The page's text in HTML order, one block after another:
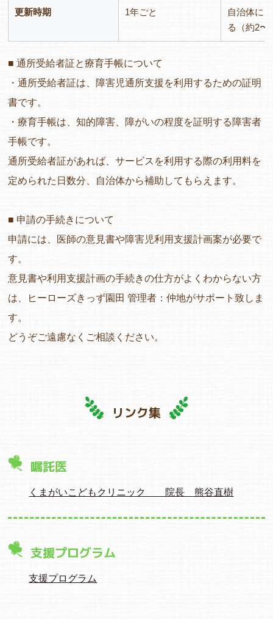
更新時期 1年ごと
自治体に
る（約2〜
■ 通所受給者証と療育手帳について
・通所受給者証は、障害児通所支援を利用するための証明
書です。
・療育手帳は、知的障害、障がいの程度を証明する障害者
手帳です。
通所受給者証があれば、サービスを利用する際の利用料を
定められた日数分、自治体から補助してもらえます。
■ 申請の手続きについて
申請には、医師の意見書や障害児利用支援計画案が必要で
す。
意見書や利用支援計画の手続きの仕方がよくわからない方
は、ヒーローズきっず園田 管理者：仲地がサポート致しま
す。
どうぞご遠慮なくご相談ください。
リンク集
嘱託医
くまがいこどもクリニック 院長 熊谷直樹
支援プログラム
支援プログラム